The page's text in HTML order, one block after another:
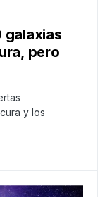
galaxias
pero
y los